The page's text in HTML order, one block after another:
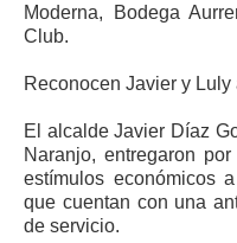
Moderna, Bodega
Club.
Reconocen Javier y
El alcalde Javier Díaz
Naranjo, entregaron
estímulos económicos
que cuentan con una
de servicio.